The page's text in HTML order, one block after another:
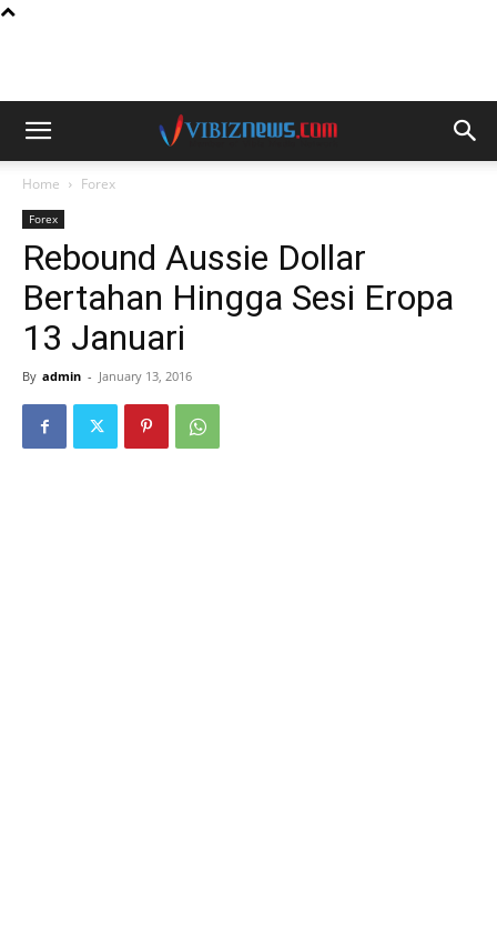
Home Forex
Forex
Rebound Aussie Dollar
Bertahan Hingga Sesi Eropa
13 Januari
By admin - January 13, 2016